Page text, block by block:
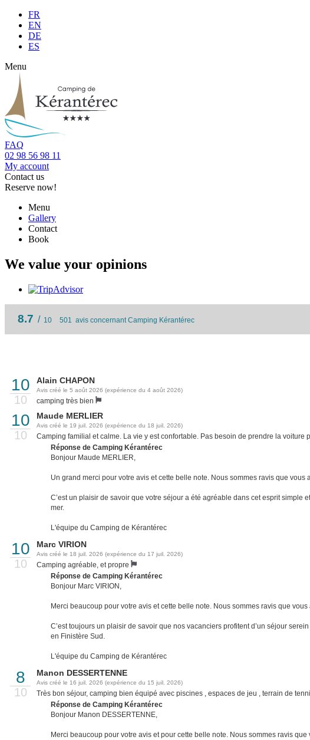
FR
EN
DE
ES
Menu
FAQ
02 98 56 98 11
My account
Contact us
Reserve now!
Menu
Gallery
Contact
Book
We value your opinions
8.7 / 10 501 avis concernant Camping Kérantérec
10
10
Alain CHAPON
Avis créé le 5 août 2026 (expérience du 4 août 2026)
camping très bien
10
10
Maude MERLIER
Avis créé le 19 juil. 2026 (expérience du 18 juil. 2026)
Camping familial et calme. La vie y est confortable. Pas besoin de prendre la
Réponse de Camping Kérantérec
Bonjour Maude MERLIER,
Un grand merci pour votre avis et cette belle note. Nous sommes ravis que
C’est un plaisir de savoir que votre séjour a été agréable dans cet esprit
mer.
L'équipe du Camping de Kérantérec
10
10
Marc VIRION
Avis créé le 18 juil. 2026 (expérience du 17 juil. 2026)
Camping agréable, et propre
Réponse de Camping Kérantérec
Bonjour Marc VIRION,
Merci beaucoup pour votre avis et cette belle note. Nous sommes ravis que
C’est toujours un plaisir de savoir que nos vacanciers profitent d’un séjour
en Finistère Sud.
L'équipe du Camping de Kérantérec
8
10
Manon DESSERTENNE
Avis créé le 16 juil. 2026 (expérience du 15 juil. 2026)
Très bon séjour, camping bien équipé avec piscines , espaces de jeu , terrain de
Réponse de Camping Kérantérec
Bonjour Manon DESSERTENNE,
Merci beaucoup pour votre avis et pour cette belle note. Nous sommes ravis